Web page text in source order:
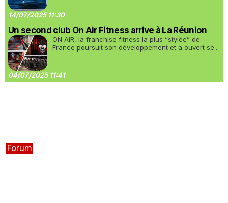
14/07/2025 11:30
Un second club On Air Fitness arrive à La Réunion
ON AIR, la franchise fitness la plus “stylée” de
France poursuit son développement et a ouvert se...
04/07/2025 11:41
Forum